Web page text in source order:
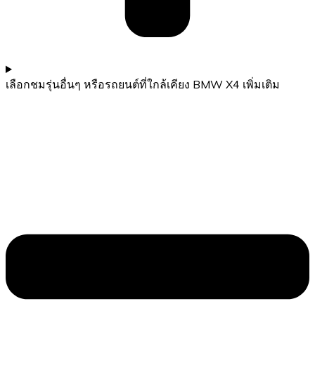
เลือกชมรุ่นอื่นๆ หรือรถยนต์ที่ใกล้เคียง BMW X4 เพิ่มเติม